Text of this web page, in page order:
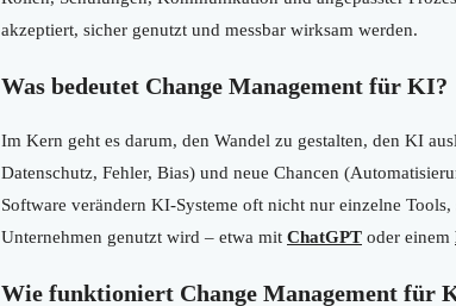
akzeptiert, sicher genutzt und messbar wirksam werden.
Was bedeutet Change Management für KI?
Im Kern geht es darum, den Wandel zu gestalten, den KI
Datenschutz, Fehler, Bias) und neue Chancen
Software verändern KI-Systeme oft nicht nur einzelne
Unternehmen genutzt wird – etwa mit ChatGPT oder einem
Wie funktioniert Change Management für